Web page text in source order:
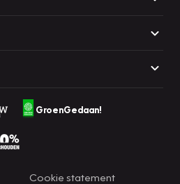
GroenGedaan!
Cookie statement